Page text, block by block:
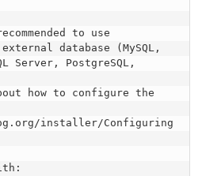
to use
database (MySQL,
Server, PostgreSQL,
installer/Configuring